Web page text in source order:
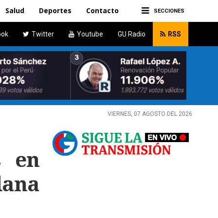
SECCIONES
Salud Deportes Contacto
Twitter Youtube GU Radio RSS
VIERNES, 07 AGOSTO DEL 2026
en